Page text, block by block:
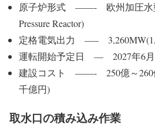
原子炉形式 ——- 欧州加圧水型
Pressure Reactor)
定格電気出力 —–
運転開始予定日 — 2027年6月
建設コスト ——- 250億～260
千億円)
取水口の積み込み作業